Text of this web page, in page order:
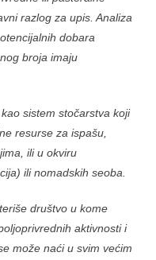
razlog za upis. Analiza
dobara
broja imaju
sistem stočarstva koji
resurse za ispašu,
ili u okviru
ili nomadskih seoba.
društvo u kome
aktivnosti i
može naći u svim većim